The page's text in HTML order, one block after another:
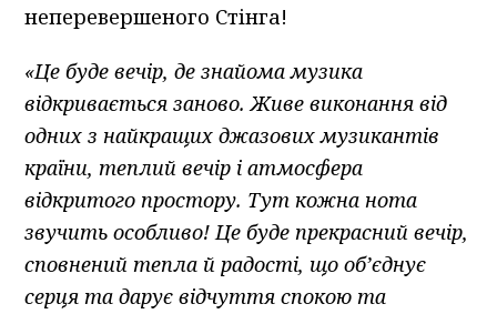
неперевершеного Стінга!
«Це буде вечір, де знайома музика
відкривається заново. Живе виконання від
одних з найкращих джазових музикантів
країни, теплий вечір і атмосфера
відкритого простору. Тут кожна нота
звучить особливо! Це буде прекрасний вечір,
сповнений тепла й радості, що об’єднує
серця та дарує відчуття спокою та